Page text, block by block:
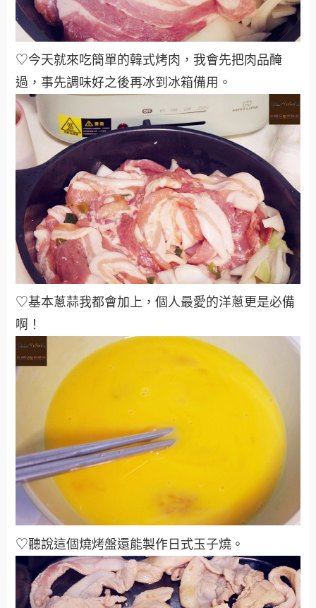
♡今天就來吃簡單的韓式烤肉，我會先把肉品醃
過，事先調味好之後再冰到冰箱備用 。
♡基本蔥蒜我都會加上，個人最愛的洋蔥更是必備
啊！
♡聽說這個燒烤盤還能製作日式玉子燒 。